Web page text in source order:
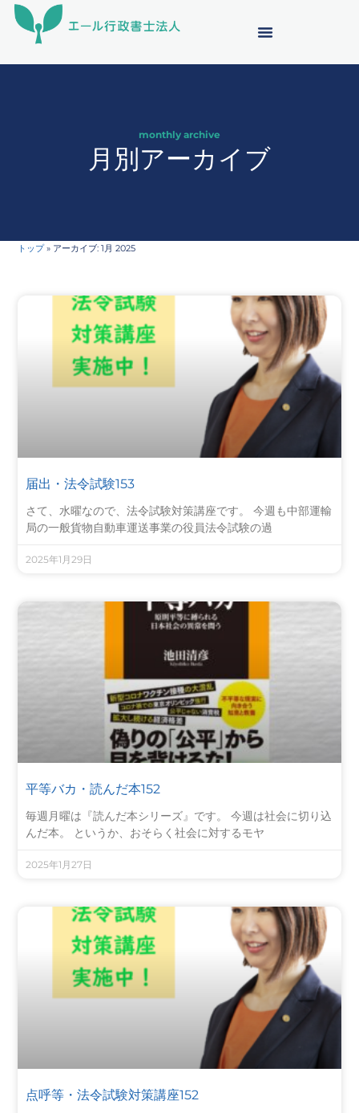
monthly archive
月別アーカイブ
トップ» アーカイブ: 1月 2025
届出・法令試験153
さて、水曜なので、法令試験対策講座です。 今週も中部運輸
局の一般貨物自動車運送事業の役員法令試験の過
2025年1月29日
平等バカ・読んだ本152
毎週月曜は『読んだ本シリーズ』です。 今週は社会に切り込
んだ本。 というか、おそらく社会に対するモヤ
2025年1月27日
点呼等・法令試験対策講座152